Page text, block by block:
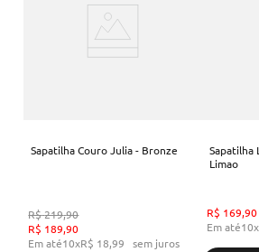
Sapatilha Couro Julia - Bronze
R$219,90
R$ 189,90
Em até10xR$ 18,99 sem juros
Sapatilha
Limao
R$ 169,90
Em até10x